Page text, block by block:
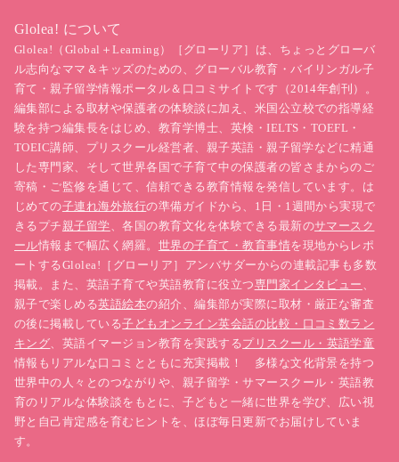
Glolea! について
Glolea!（Global＋Learning）［グローリア］は、ちょっとグローバ
ル志向なママ＆キッズのための、グローバル教育・バイリンガル子
育て・親子留学情報ポータル＆口コミサイトです（2014年創刊）。
編集部による取材や保護者の体験談に加え、米国公立校での指導経
験を持つ編集長をはじめ、教育学博士、英検・IELTS・TOEFL・
TOEIC講師、プリスクール経営者、親子英語・親子留学などに精通
した専門家、そして世界各国で子育て中の保護者の皆さまからのご
寄稿・ご監修を通じて、信頼できる教育情報を発信しています。は
じめての子連れ海外旅行の準備ガイドから、1日・1週間から実現で
きるプチ親子留学、各国の教育文化を体験できる最新のサマースク
ール情報まで幅広く網羅。 世界の子育て・教育事情を現地からレポ
ートするGlolea!［グローリア］アンバサダーからの連載記事も多数
掲載。また、英語子育てや英語教育に役立つ専門家インタビュー 、
親子で楽しめる英語絵本の紹介、編集部が実際に取材・厳正な審査
の後に掲載している子どもオンライン英会話の比較・口コミ数ラン
キング、英語イマージョン教育を実践するプリスクール・英語学童
情報もリアルな口コミとともに充実掲載！ 多様な文化背景を持つ
世界中の人々とのつながりや、親子留学・サマースクール・英語教
育のリアルな体験談をもとに、子どもと一緒に世界を学び、広い視
野と自己肯定感を育むヒントを、ほぼ毎日更新でお届けしていま
す。